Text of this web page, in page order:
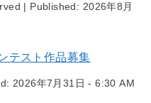
| Published: 2026年8月
テスト作品募集
2026年7月31日 - 6:30 AM